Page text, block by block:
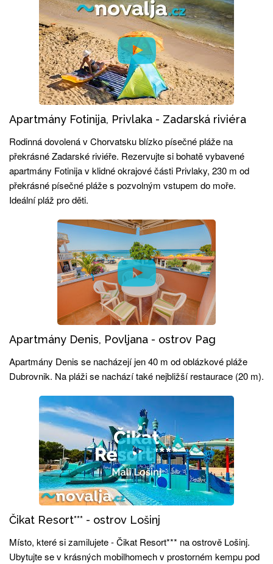
Apartmány Fotinija, Privlaka - Zadarská riviéra
Rodinná dovolená v Chorvatsku blízko písečné pláže na
překrásné Zadarské riviéře. Rezervujte si bohatě vybavené
apartmány Fotinija v klidné okrajové části Privlaky, 230 m od
překrásné písečné pláže s pozvolným vstupem do moře.
Ideální pláž pro děti.
Apartmány Denis, Povljana - ostrov Pag
Apartmány Denis se nacházejí jen 40 m od oblázkové pláže
Dubrovnik. Na pláži se nachází také nejbližší restaurace (20 m).
Čikat Resort*** - ostrov Lošinj
Místo, které si zamilujete - Čikat Resort*** na ostrově Lošinj.
Ubytujte se v krásných mobilhomech v prostorném kempu pod